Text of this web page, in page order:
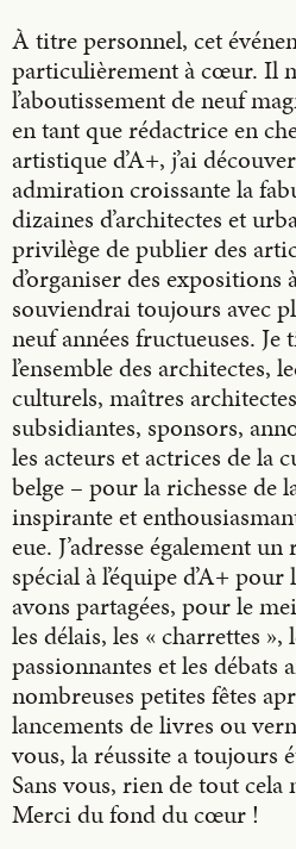
À titre personnel, cet
particulièrement à cœur. Il
l’aboutissement de neuf
en tant que rédactrice en
artistique d’A+, j’ai
admiration croissante la
dizaines d’architectes et
privilège de publier des
d’organiser des expositions
souviendrai toujours avec
neuf années fructueuses.
l’ensemble des architectes,
culturels, maîtres
subsidiantes, sponsors,
les acteurs et actrices de la
belge – pour la richesse de
inspirante et
eue. J’adresse également
spécial à l’équipe d’A+
avons partagées, pour le
les délais, les « charrettes »,
passionnantes et les débats
nombreuses petites fêtes
lancements de livres ou
vous, la réussite a toujours
Sans vous, rien de tout cela
Merci du fond du cœur !